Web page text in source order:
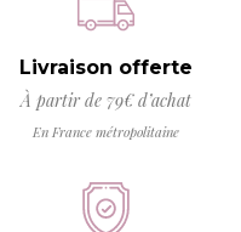
Livraison offerte
À partir de 79€ d’achat
En France métropolitaine